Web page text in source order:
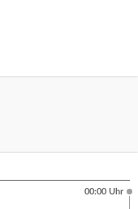
00:00 Uhr